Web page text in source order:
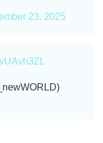
23, 2025